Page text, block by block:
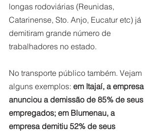
longas rodoviárias (Reunidas,
Catarinense, Sto. Anjo, Eucatur etc) já
demitiram grande número de
trabalhadores no estado.
No transporte público também. Vejam
alguns exemplos: em Itajaí, a empresa
anunciou a demissão de 85% de seus
empregados; em Blumenau, a
empresa demitiu 52% de seus